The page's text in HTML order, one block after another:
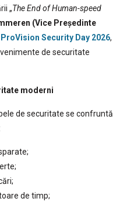
„The End of Human-speed
(Vice Președinte
ProVision Security Day 2026,
de securitate
moderni
de securitate se confruntă
de timp;